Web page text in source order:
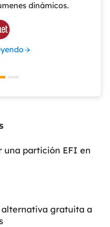
dinámicos.
partición EFI en
gratuita a